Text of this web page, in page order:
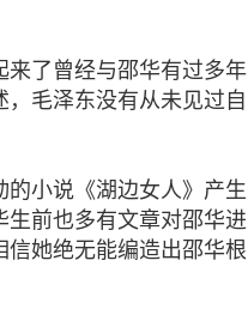
来了曾经与邵华有过多年
毛泽东没有从未见过自
小说《湖边女人》产生
前也多有文章对邵华进
她绝无能编造出邵华根